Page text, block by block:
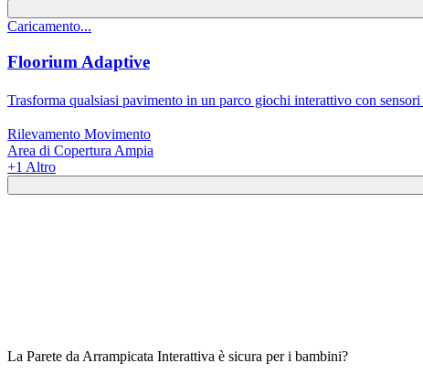
Caricamento...
Floorium Adaptive
Trasforma qualsiasi pavimento in un parco giochi interattivo con
Rilevamento Movimento
Area di Copertura Ampia
+1 Altro
La Parete da Arrampicata Interattiva è sicura per i bambini?